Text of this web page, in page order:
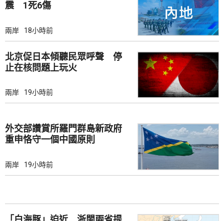
震 1死6傷
兩岸 18小時前
北京促日本傾聽民眾呼聲 停
止在核問題上玩火
兩岸 19小時前
外交部讚賞所羅門群島新政府
重申恪守一個中國原則
兩岸 19小時前